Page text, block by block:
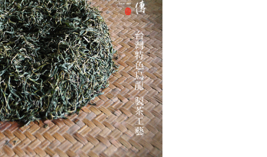
【注意事項】
1.本服務係由「台灣大哥大股份有限公司」（以下簡稱本公司）所提供，讓
用戶於交易時，得透過本服務購買商品或服務，並由商店將買賣／分期付
款買賣價金債權讓與本公司後，依約使用本公司帳單繳交帳款。
2.基於同意付款使用「大哥付你分期」之契約關係目的，商店將以您的個人
資料（包含姓名、電話或地址）提供予台灣大哥大進項蒐集、處理及利
用，由本公司與您本人進行分期帳單所需資料之確認、核對及更正。
3.完整用戶服務條款，請詳閱以下連結：https://oppay.tw/userRule
３．收到繳費通知簡訊後14天內，點擊此簡訊中的連結，可透過四大超商
／ATM／網路銀行／等多元方式進行付款，方視為交易完成。
※ 請注意：結帳手續完成當下不需立刻繳費，但若您需要取消訂單，請聯
絡購買商品的店家。未經商家同意取消之訂單仍視為有效，需透過AFTEE
先享後付繳納相關費用。
※ 交易是否成功請以「AFTEE先享後付 」之結帳頁面顯示為準，若有關於
是否繳費成功／繳費後需取消欲退款等相關疑問，請聯繫「AFTEE先享後
付客戶支援中心」https://netprotections.freshdesk.com/support/home
【注意事項】
１．透過由恩沛科技股份有限公司提供之「AFTEE先享後付」服務完成之
交易，需依本服務之必要範圍內提供個人資料，並將交易相關給付款項請
求債權轉讓予恩沛科技股份有限公司。
２．關於個人資料處理事宜，請瀏覽以下網址：
https://aftee.tw/terms/#terms3
３．未成年的使用者請事先徵得法定代理人或監護人之同意方可使用
「AFTEE先享後付」，若未經同意申辦者引起之損失，本公司不負相關責
任。
每筆NT$80，滿NT$1,200(含以上)免運費
萊爾富取貨付款
每筆NT$80，滿NT$1,200(含以上)免運費
付款後萊爾富取貨
每筆NT$80，滿NT$1,200(含以上)免運費
7-11取貨付款
每筆NT$80，滿NT$1,200(含以上)免運費
付款後7-11取貨
每筆NT$80，滿NT$1,200(含以上)免運費
本島宅配